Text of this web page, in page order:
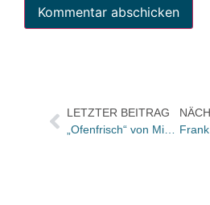
LETZTER BEITRAG
„Ofenfrisch“ von Michel Roux ist Kochbuch des Monats